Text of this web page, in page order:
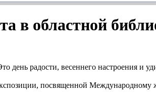
в областной
радости, весеннего настроения и
посвященной Международному